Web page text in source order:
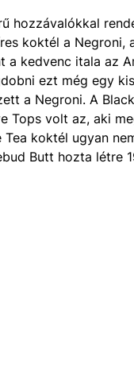
hozzávalókkal
koktél a Negroni,
a kedvenc itala az
ezt még egy
a Negroni. A
Tops volt az, aki
Tea koktél ugyan
Butt hozta létre